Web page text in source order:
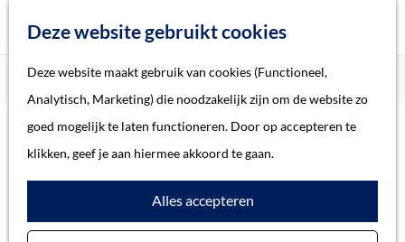
Deze website gebruikt cookies
Deze website maakt gebruik van cookies (Functioneel,
Analytisch, Marketing) die noodzakelijk zijn om de website zo
goed mogelijk te laten functioneren. Door op accepteren te
klikken, geef je aan hiermee akkoord te gaan.
Alles accepteren
k
e
Home
Verhalen
Thema
Soort object
Collecties
Home Verhalen Stuer Ghewalt (Boze Griet)
Stuer Ghewalt (Boze
Griet)